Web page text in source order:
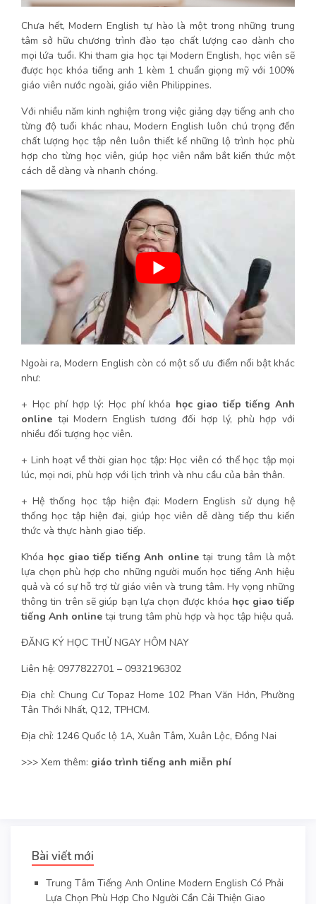
Chưa hết, Modern English tự hào là một trong những trung
tâm sở hữu chương trình đào tạo chất lượng cao dành cho
mọi lứa tuổi. Khi tham gia học tại Modern English, học viên sẽ
được học khóa tiếng anh 1 kèm 1 chuẩn giọng mỹ với 100%
giáo viên nước ngoài, giáo viên Philippines.
Với nhiều năm kinh nghiệm trong việc giảng dạy tiếng anh cho
từng độ tuổi khác nhau, Modern English luôn chú trọng đến
chất lượng học tập nên luôn thiết kế những lộ trình học phù
hợp cho từng học viên, giúp học viên nắm bắt kiến thức một
cách dễ dàng và nhanh chóng.
Ngoài ra, Modern English còn có một số ưu điểm nổi bật khác
như:
+ Học phí hợp lý: Học phí khóa học giao tiếp tiếng Anh
online tại Modern English tương đối hợp lý, phù hợp với
nhiều đối tượng học viên.
+ Linh hoạt về thời gian học tập: Học viên có thể học tập mọi
lúc, mọi nơi, phù hợp với lịch trình và nhu cầu của bản thân.
+ Hệ thống học tập hiện đại: Modern English sử dụng hệ
thống học tập hiện đại, giúp học viên dễ dàng tiếp thu kiến
thức và thực hành giao tiếp.
Khóa học giao tiếp tiếng Anh onlinetại trung tâm là một
lựa chọn phù hợp cho những người muốn học tiếng Anh hiệu
quả và có sự hỗ trợ từ giáo viên và trung tâm. Hy vọng những
thông tin trên sẽ giúp bạn lựa chọn được khóa học giao tiếp
tiếng Anh online tại trung tâm phù hợp và học tập hiệu quả.
ĐĂNG KÝ HỌC THỬ NGAY HÔM NAY
Liên hệ: 0977822701 – 0932196302
Địa chỉ: Chung Cư Topaz Home 102 Phan Văn Hớn, Phường
Tân Thới Nhất, Q12, TPHCM.
Địa chỉ: 1246 Quốc lộ 1A, Xuân Tâm, Xuân Lộc, Đồng Nai
>>> Xem thêm: giáo trình tiếng anh miễn phí
Bài viết mới
Trung Tâm Tiếng Anh Online Modern English Có Phải
Lựa Chọn Phù Hợp Cho Người Cần Cải Thiện Giao